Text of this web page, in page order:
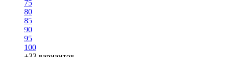
75
80
85
90
95
100